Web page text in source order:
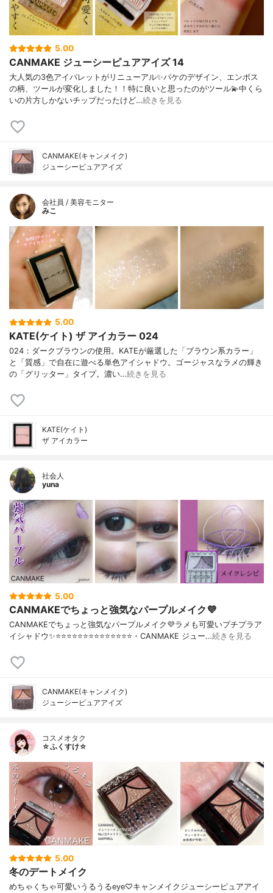
5.00
CANMAKE ジューシーピュアアイズ 14
大人気の3色アイパレットがリニューアル✨パケのデザイン、エンボス
の柄、ツールが変化しました！！特に良いと思ったのがツール💫中くら
いの片方しかないチップだったけど…続きを見る
CANMAKE(キャンメイク)
ジューシーピュアアイズ
会社員 / 美容モニター
みこ
5.00
KATE(ケイト) ザ アイカラー 024
024：ダークブラウンの使用。KATEが厳選した「ブラウン系カラー」
と「質感」で自在に遊べる単色アイシャドウ。ゴージャスなラメの輝き
の「グリッター」タイプ。濃い…続きを見る
KATE(ケイト)
ザ アイカラー
社会人
yuna
5.00
CANMAKEでちょっと強気なパープルメイク💜
CANMAKEでちょっと強気なパープルメイク💜ラメも可愛いプチプラア
イシャドウ✨⭐️⭐️⭐️⭐️⭐️⭐️⭐️⭐️⭐️⭐️⭐️⭐️⭐️⭐️・CANMAKE ジュー…続きを見る
CANMAKE(キャンメイク)
ジューシーピュアアイズ
コスメオタク
☆ふくすけ☆
5.00
冬のデートメイク
めちゃくちゃ可愛いうるうるeye♡キャンメイクジューシーピュアアイ